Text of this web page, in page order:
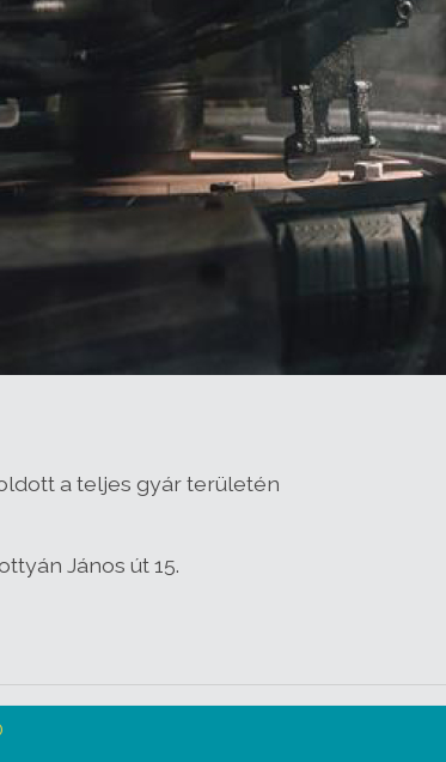
a teljes gyár területén
János út 15.